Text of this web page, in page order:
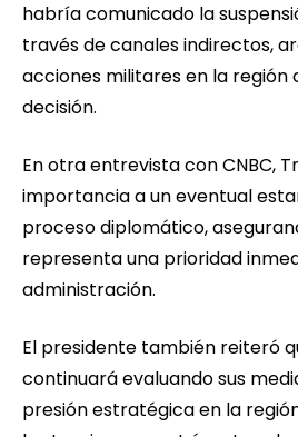
habría comunicado la
través de canales indirectos,
acciones militares en la región
decisión.
En otra entrevista con CNBC,
importancia a un eventual
proceso diplomático,
representa una prioridad
administración.
El presidente también reiteró
continuará evaluando sus
presión estratégica en la